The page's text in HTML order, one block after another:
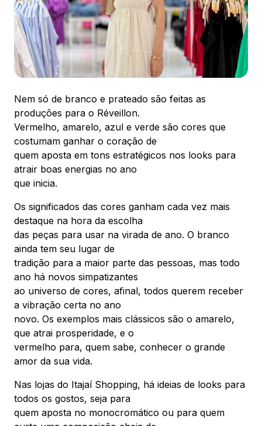
Ver local
Chamar Uber
CONTATO
(47) 3348-4609
Comodidades
Vitrine virtual
Nem só de branco e prateado são feitas as
produções para o Réveillon.
Vermelho, amarelo, azul e verde são cores que
costumam ganhar o coração de
quem aposta em tons estratégicos nos looks para
atrair boas energias no ano
que inicia.
Os significados das cores ganham cada vez mais
destaque na hora da escolha
das peças para usar na virada de ano. O branco
ainda tem seu lugar de
tradição para a maior parte das pessoas, mas todo
ano há novos simpatizantes
ao universo de cores, afinal, todos querem receber
a vibração certa no ano
novo. Os exemplos mais clássicos são o amarelo,
que atrai prosperidade, e o
vermelho para, quem sabe, conhecer o grande
amor da sua vida.
Nas lojas do Itajaí Shopping, há ideias de looks para
todos os gostos, seja para
quem aposta no monocromático ou para quem